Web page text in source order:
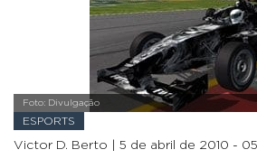
Foto: Divulgação
ESPORTS
Victor D. Berto | 5 de abril de 2010 -